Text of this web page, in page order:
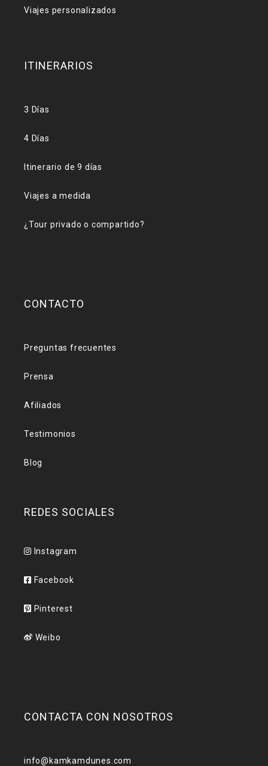
Viajes personalizados
ITINERARIOS
3 Días
4 Días
Itinerario de 9 días
Viajes a medida
¿Tour privado o compartido?
CONTACTO
Preguntas frecuentes
Prensa
Afiliados
Testimonios
Blog
REDES SOCIALES
Instagram
Facebook
Pinterest
Weibo
CONTACTA CON NOSOTROS
info@kamkamdunes.com